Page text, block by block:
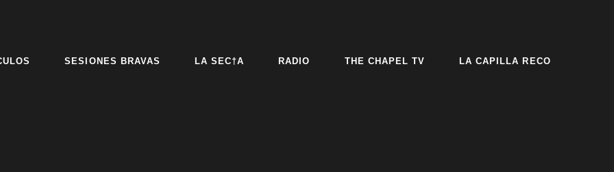
SESIONES BRAVAS LA SEC†A RADIO THE CHAPEL TV LA CAPILLA RECO